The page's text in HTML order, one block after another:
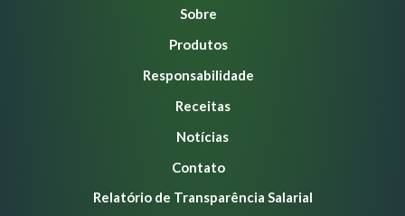
Sobre
Produtos
Responsabilidade
Receitas
Notícias
Contato
Relatório de Transparência Salarial